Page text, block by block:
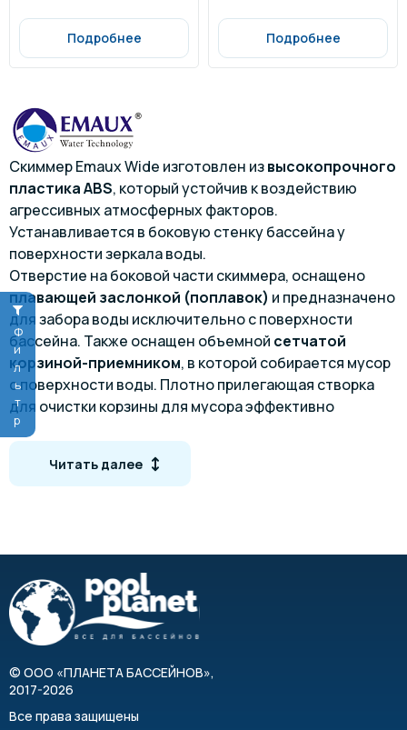
Фильтр
Подробнее Подробнее
Скиммер Emaux Wide изготовлен извысокопрочного
пластика ABS, который устойчив к воздействию
агрессивных атмосферных факторов.
Устанавливается в боковую стенку бассейна у
поверхности зеркала воды.
Отверстие на боковой части скиммера, оснащено
плавающей заслонкой (поплавок) и предназначено
для забора воды исключительно с поверхности
бассейна. Также оснащен объемной сетчатой
корзиной-приемником, в которой собирается мусор
с поверхности воды. Плотно прилегающая створка
для очистки корзины для мусора эффективно
снижает шум.
Скиммер
комплектуется скимваком
позволяет легко подключить водный пылесос.
Материал:ABS пластик
Нижнее соединение:
Обрабатываемая площадь бассейна:
Габариты
Читать далее
© ООО «ПЛАНЕТА БАССЕЙНОВ»,
2017-2026
Все права защищены